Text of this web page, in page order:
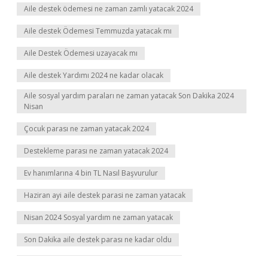
Aile destek ödemesi ne zaman zamlı yatacak 2024
Aile destek Ödemesi Temmuzda yatacak mı
Aile Destek Ödemesi uzayacak mı
Aile destek Yardımı 2024 ne kadar olacak
Aile sosyal yardım paraları ne zaman yatacak Son Dakika 2024
Nisan
Çocuk parası ne zaman yatacak 2024
Destekleme parası ne zaman yatacak 2024
Ev hanımlarına 4 bin TL Nasıl Başvurulur
Haziran ayi aile destek parasi ne zaman yatacak
Nisan 2024 Sosyal yardım ne zaman yatacak
Son Dakika aile destek parası ne kadar oldu